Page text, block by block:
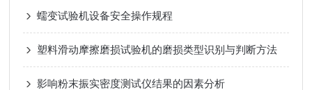
蠕变试验机设备安全操作规程
塑料滑动摩擦磨损试验机的磨损类型识别与判断方法
影响粉末振实密度测试仪结果的因素分析